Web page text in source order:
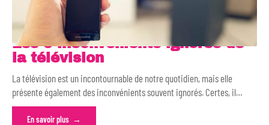
Les 5 inconvénients ignorés de
la télévision
La télévision est un incontournable de notre quotidien, mais elle
présente également des inconvénients souvent ignorés. Certes, il…
En savoir plus